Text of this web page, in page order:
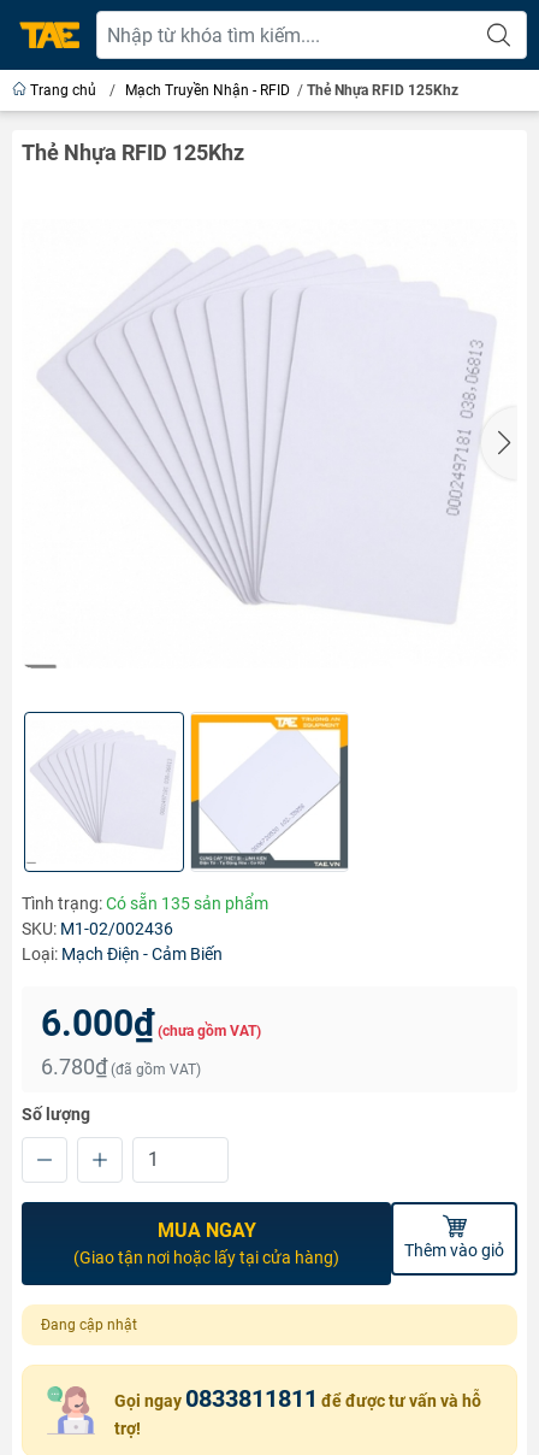
Trang chủ / Mạch Truyền Nhận - RFID / Thẻ Nhựa RFID 125Khz
Thẻ Nhựa RFID 125Khz
Tình trạng:Có sẵn 135 sản phẩm
SKU: M1-02/002436
Loại: Mạch Điện - Cảm Biến
6.000₫ (chưa gồm VAT)
6.780₫ (đã gồm VAT)
Số lượng
MUA NGAY
(Giao tận nơi hoặc lấy tại cửa hàng) Thêm vào giỏ
Đang cập nhật
Gọi ngay 0833811811 để được tư vấn và hỗ
trợ!